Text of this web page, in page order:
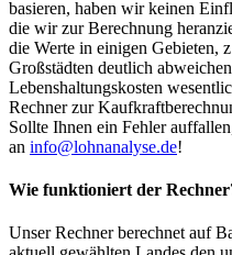
basieren, haben wir keinen
die wir zur Berechnung
die Werte in einigen Gebieten,
Großstädten deutlich
Lebenshaltungskosten
Rechner zur
Sollte Ihnen ein Fehler
an info@lohnanalyse.de!
Wie funktioniert der
Unser Rechner berechnet auf